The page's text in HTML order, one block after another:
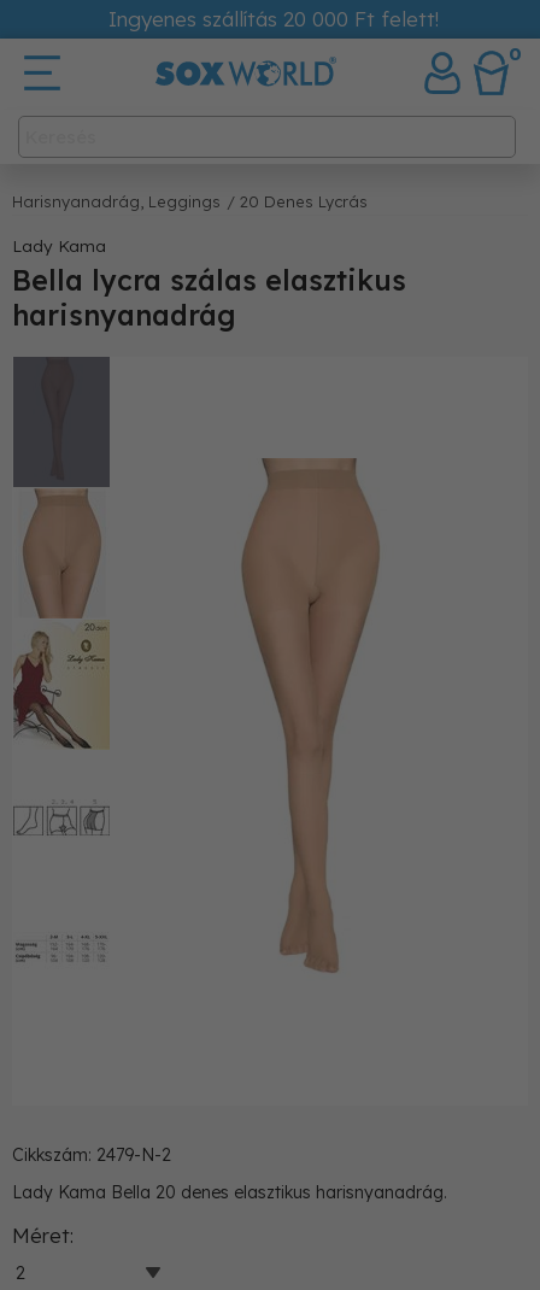
Ingyenes szállítás 20 000 Ft felett!
0
Harisnyanadrág, Leggings / 20 Denes Lycrás
Lady Kama
Bella lycra szálas elasztikus
harisnyanadrág
Cikkszám: 2479-N-2
Lady Kama Bella 20 denes elasztikus harisnyanadrág.
Méret
2